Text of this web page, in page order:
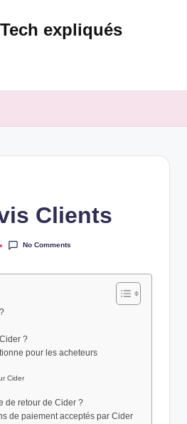
expliqués
Clients
No Comments
?
pour les acheteurs
Cider
de retour de Cider ?
de paiement acceptés par Cider